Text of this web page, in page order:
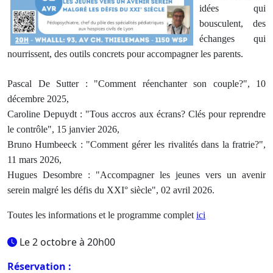
idées qui
bousculent, des
échanges qui
nourrissent, des outils concrets pour accompagner les parents.
Pascal De Sutter : "Comment réenchanter son couple?", 10
décembre 2025,
Caroline Depuydt : "Tous accros aux écrans? Clés pour reprendre
le contrôle", 15 janvier 2026,
Bruno Humbeeck : "Comment gérer les rivalités dans la fratrie?",
11 mars 2026,
Hugues Desombre : "Accompagner les jeunes vers un avenir
serein malgré les défis du XXI° siècle", 02 avril 2026.
Toutes les informations et le programme complet ici
Le 2 octobre à 20h00
Réservation :